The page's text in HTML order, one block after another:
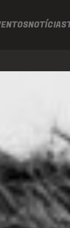
NOTÍCIAS